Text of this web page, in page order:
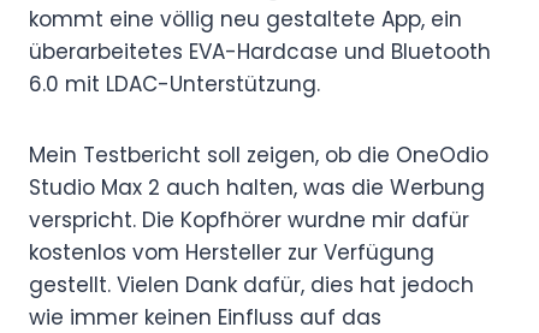
kommt eine völlig neu gestaltete App, ein
überarbeitetes EVA-Hardcase und Bluetooth
6.0 mit LDAC-Unterstützung.
Mein Testbericht soll zeigen, ob die OneOdio
Studio Max 2 auch halten, was die Werbung
verspricht. Die Kopfhörer wurdne mir dafür
kostenlos vom Hersteller zur Verfügung
gestellt. Vielen Dank dafür, dies hat jedoch
wie immer keinen Einfluss auf das